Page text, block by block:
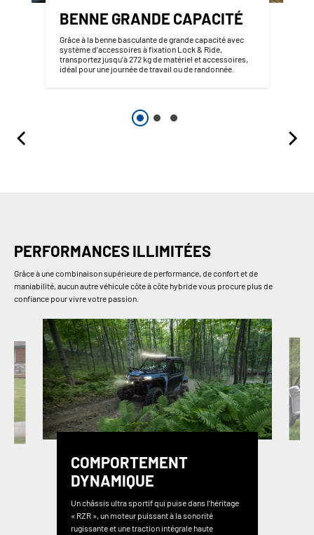
BENNE GRANDE CAPACITÉ
Grâce à la benne basculante de grande capacité avec
système d’accessoires à fixation Lock & Ride,
transportez jusqu’à 272 kg de matériel et accessoires,
idéal pour une journée de travail ou de randonnée.
PERFORMANCES ILLIMITÉES
Grâce à une combinaison supérieure de performance, de confort et de
maniabilité, aucun autre véhicule côte à côte hybride vous procure plus de
confiance pour vivre votre passion.
COMPORTEMENT
DYNAMIQUE
Un châssis ultra sportif qui puise dans l’héritage
« RZR », un moteur puissant à la sonorité
rugissante et une traction intégrale haute